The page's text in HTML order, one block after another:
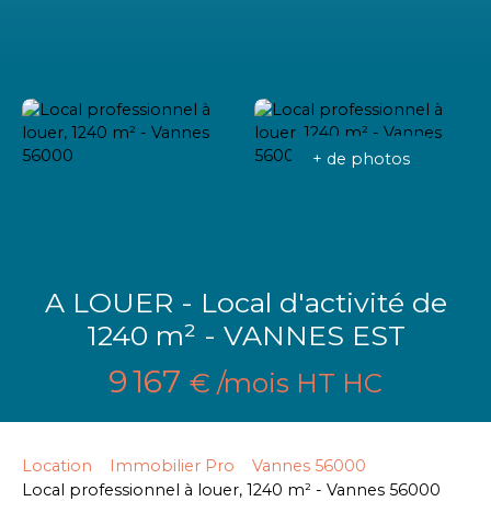
+ de photos
A LOUER - Local d'activité de
1240 m² - VANNES EST
9 167 € /mois HT HC
Location Immobilier Pro
Vannes 56000
Local professionnel à louer, 1240 m² - Vannes 56000